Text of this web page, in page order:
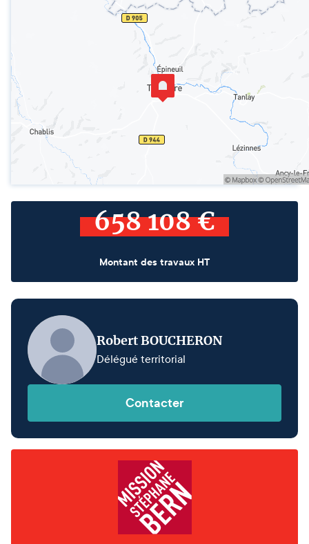
658 108 €
Montant des travaux HT
Robert BOUCHERON
Délégué territorial
Contacter